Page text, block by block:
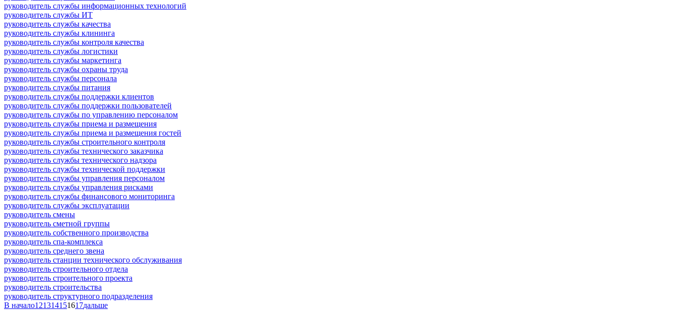
руководитель службы информационных технологий
руководитель службы ИТ
руководитель службы качества
руководитель службы клининга
руководитель службы контроля качества
руководитель службы логистики
руководитель службы маркетинга
руководитель службы охраны труда
руководитель службы персонала
руководитель службы питания
руководитель службы поддержки клиентов
руководитель службы поддержки пользователей
руководитель службы по управлению персоналом
руководитель службы приема и размещения
руководитель службы приема и размещения гостей
руководитель службы строительного контроля
руководитель службы технического заказчика
руководитель службы технического надзора
руководитель службы технической поддержки
руководитель службы управления персоналом
руководитель службы управления рисками
руководитель службы финансового мониторинга
руководитель службы эксплуатации
руководитель смены
руководитель сметной группы
руководитель собственного производства
руководитель спа-комплекса
руководитель среднего звена
руководитель станции технического обслуживания
руководитель строительного отдела
руководитель строительного проекта
руководитель строительства
руководитель структурного подразделения
В начало121314151617дальше